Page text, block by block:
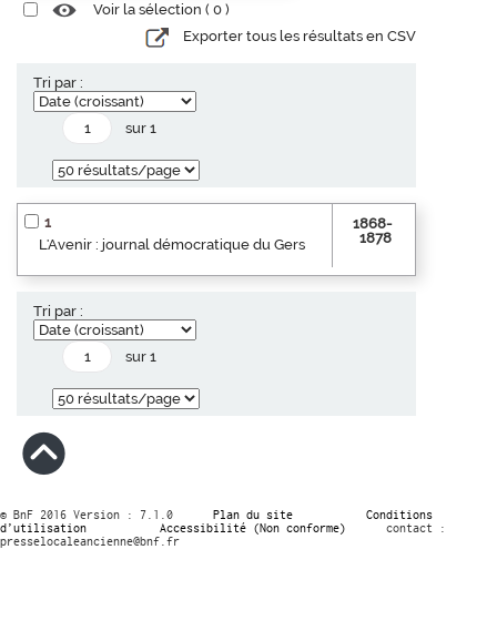
Voir la sélection ( 0 )
Exporter tous les résultats en CSV
Tri par :
sur 1
1
L'Avenir : journal démocratique du Gers
1868-
1878
Tri par :
sur 1
© BnF 2016 Version : 7.1.0 Plan du site
Conditions
d’utilisation
Accessibilité (Non conforme)
contact :
presselocaleancienne@bnf.fr